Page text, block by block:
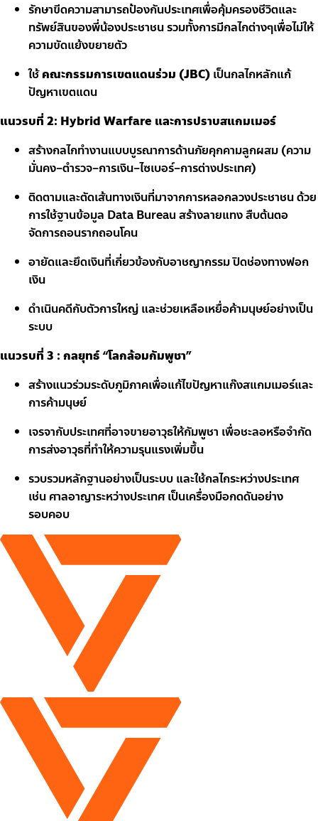
รักษาขีดความสามารถป้องกันประเทศเพื่อคุ้มครองชีวิตและ
ทรัพย์สินของพี่น้องประชาชน รวมทั้งการมีกลไกต่างๆเพื่อไม่ให้
ความขัดแย้งขยายตัว
ใช้คณะกรรมการเขตแดนร่วม (JBC) เป็นกลไกหลักแก้
ปัญหาเขตแดน
แนวรบที่ 2: Hybrid Warfare และการปราบสแกมเมอร์
สร้างกลไกทำงานแบบบูรณาการด้านภัยคุกคามลูกผสม (ความ
มั่นคง–ตำรวจ–การเงิน–ไซเบอร์–การต่างประเทศ)
ติดตามและตัดเส้นทางเงินที่มาจากการหลอกลวงประชาชน ด้วย
การใช้ฐานข้อมูล Data Bureau สร้างลายแทง สืบต้นตอ
จัดการถอนรากถอนโคน
อายัดและยึดเงินที่เกี่ยวข้องกับอาชญากรรม ปิดช่องทางฟอก
เงิน
ดำเนินคดีกับตัวการใหญ่ และช่วยเหลือเหยื่อค้ามนุษย์อย่างเป็น
ระบบ
แนวรบที่ 3 : กลยุทธ์ “โลกล้อมกัมพูชา”
สร้างแนวร่วมระดับภูมิภาคเพื่อแก้ไขปัญหาแก๊งสแกมเมอร์และ
การค้ามนุษย์
เจรจากับประเทศที่อาจขายอาวุธให้กัมพูชา เพื่อชะลอหรือจำกัด
การส่งอาวุธที่ทำให้ความรุนแรงเพิ่มขึ้น
รวบรวมหลักฐานอย่างเป็นระบบ และใช้กลไกระหว่างประเทศ
เช่น ศาลอาญาระหว่างประเทศ เป็นเครื่องมือกดดันอย่าง
รอบคอบ